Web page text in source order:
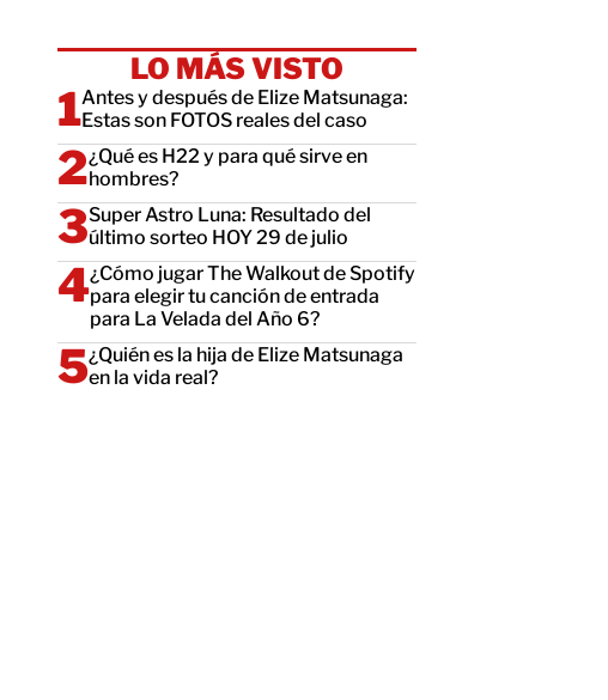
LO MÁS VISTO
Antes y después de Elize Matsunaga:
Estas son FOTOS reales del caso
¿Qué es H22 y para qué sirve en
hombres?
Super Astro Luna: Resultado del
último sorteo HOY 29 de julio
¿Cómo jugar The Walkout de Spotify
para elegir tu canción de entrada
para La Velada del Año 6?
¿Quién es la hija de Elize Matsunaga
en la vida real?